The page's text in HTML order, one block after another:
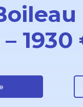
1930